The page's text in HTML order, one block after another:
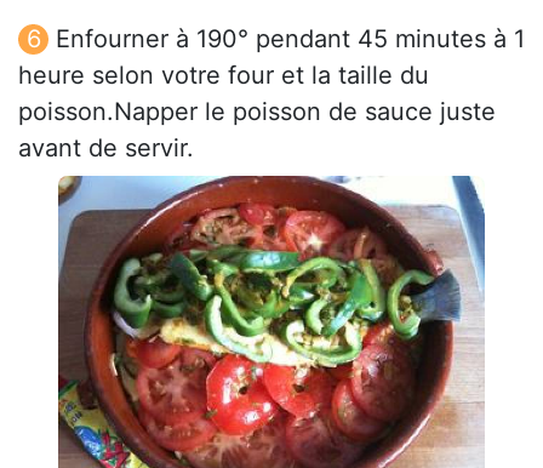
Enfourner à 190° pendant 45 minutes à 1
heure selon votre four et la taille du
poisson.Napper le poisson de sauce juste
avant de servir.